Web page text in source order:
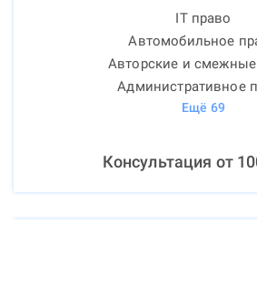
IT право
Автомобильное
Авторские и
Административное
Ещё 69
Консультация от